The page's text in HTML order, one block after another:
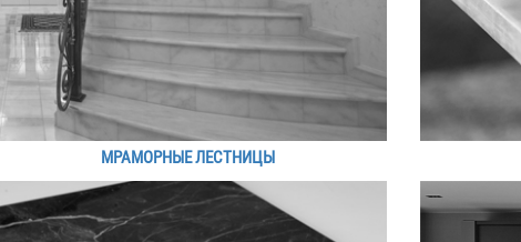
МРАМОРНЫЕ ЛЕСТНИЦЫ